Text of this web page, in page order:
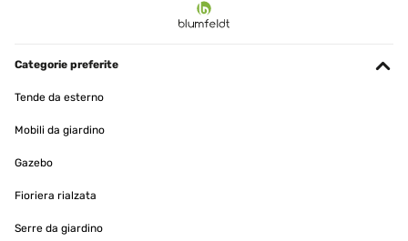
Categorie preferite
Tende da esterno
Mobili da giardino
Gazebo
Fioriera rialzata
Serre da giardino